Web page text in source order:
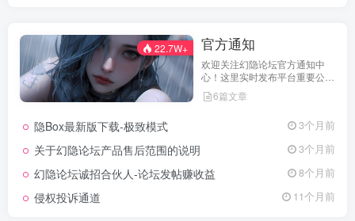
22.7W+ 官方通知
欢迎关注幻隐论坛官方通知中
心！这里实时发布平台重要公
告、活动规则、功能更新、安全
提醒及用户权益说明，确保每位
们坚持公开透明，通过权威通知
坛获得更优质、安全的使用体
验！立即查看，不错过关键信
息！
6篇文章
隐Box最新版下载-极致模式 3个月前
关于幻隐论坛产品售后范围的说明 3个月前
幻隐论坛诚招合伙人-论坛发帖赚收益 8个月前
侵权投诉通道 11个月前